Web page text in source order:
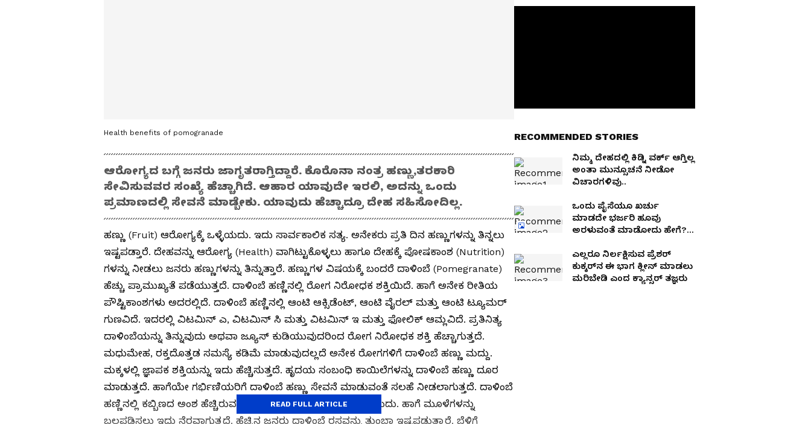
Health benefits of pomogranade
ಆರೋಗ್ಯದ ಬಗ್ಗೆ ಜನರು ಜಾಗೃತರಾಗ್ತಿದ್ದಾರೆ. ಕೊರೊನಾ ನಂತ್ರ ಹಣ್ಣು,ತರಕಾರಿ
ಸೇವಿಸುವವರ ಸಂಖ್ಯೆ ಹೆಚ್ಚಾಗಿದೆ. ಆಹಾರ ಯಾವುದೇ ಇರಲಿ, ಅದನ್ನು ಒಂದು
ಪ್ರಮಾಣದಲ್ಲಿ ಸೇವನೆ ಮಾಡ್ಬೇಕು. ಯಾವುದು ಹೆಚ್ಚಾದ್ರೂ ದೇಹ ಸಹಿಸೋದಿಲ್ಲ.
ಹಣ್ಣು (Fruit) ಆರೋಗ್ಯಕ್ಕೆ ಒಳ್ಳೆಯದು. ಇದು ಸಾರ್ವಕಾಲಿಕ ಸತ್ಯ. ಅನೇಕರು ಪ್ರತಿ ದಿನ ಹಣ್ಣುಗಳನ್ನು ತಿನ್ನಲು
ಇಷ್ಟಪಡ್ತಾರೆ. ದೇಹವನ್ನು ಆರೋಗ್ಯ (Health) ವಾಗಿಟ್ಟುಕೊಳ್ಳಲು ಹಾಗೂ ದೇಹಕ್ಕೆ ಪೋಷಕಾಂಶ (Nutrition)
ಗಳನ್ನು ನೀಡಲು ಜನರು ಹಣ್ಣುಗಳನ್ನು ತಿನ್ನುತ್ತಾರೆ. ಹಣ್ಣುಗಳ ವಿಷಯಕ್ಕೆ ಬಂದರೆ ದಾಳಿಂಬೆ (Pomegranate)
ಹೆಚ್ಚು ಪ್ರಾಮುಖ್ಯತೆ ಪಡೆಯುತ್ತದೆ. ದಾಳಿಂಬೆ ಹಣ್ಣಿನಲ್ಲಿ ರೋಗ ನಿರೋಧಕ ಶಕ್ತಿಯಿದೆ. ಹಾಗೆ ಅನೇಕ ರೀತಿಯ
ಪೌಷ್ಟಿಕಾಂಶಗಳು ಅದರಲ್ಲಿದೆ. ದಾಳಿಂಬೆ ಹಣ್ಣಿನಲ್ಲಿ ಆಂಟಿ ಆಕ್ಸಿಡೆಂಟ್, ಆಂಟಿ ವೈರಲ್ ಮತ್ತು ಆಂಟಿ ಟ್ಯೂಮರ್
ಗುಣವಿದೆ. ಇದರಲ್ಲಿ ವಿಟಮಿನ್ ಎ, ವಿಟಮಿನ್ ಸಿ ಮತ್ತು ವಿಟಮಿನ್ ಇ ಮತ್ತು ಫೋಲಿಕ್ ಆಮ್ಲವಿದೆ. ಪ್ರತಿನಿತ್ಯ
ದಾಳಿಂಬೆಯನ್ನು ತಿನ್ನುವುದು ಅಥವಾ ಜ್ಯೂಸ್ ಕುಡಿಯುವುದರಿಂದ ರೋಗ ನಿರೋಧಕ ಶಕ್ತಿ ಹೆಚ್ಚಾಗುತ್ತದೆ.
ಮಧುಮೇಹ, ರಕ್ತದೊತ್ತಡ ಸಮಸ್ಯೆ ಕಡಿಮೆ ಮಾಡುವುದಲ್ಲದೆ ಅನೇಕ ರೋಗಗಳಿಗೆ ದಾಳಿಂಬೆ ಹಣ್ಣು ಮದ್ದು.
ಮಕ್ಕಳಲ್ಲಿ ಜ್ಞಾಪಕ ಶಕ್ತಿಯನ್ನು ಇದು ಹೆಚ್ಚಿಸುತ್ತದೆ. ಹೃದಯ ಸಂಬಂಧಿ ಕಾಯಿಲೆಗಳನ್ನು ದಾಳಿಂಬೆ ಹಣ್ಣು ದೂರ
ಮಾಡುತ್ತದೆ. ಹಾಗೆಯೇ ಗರ್ಭಿಣಿಯರಿಗೆ ದಾಳಿಂಬೆ ಹಣ್ಣು ಸೇವನೆ ಮಾಡುವಂತೆ ಸಲಹೆ ನೀಡಲಾಗುತ್ತದೆ. ದಾಳಿಂಬೆ
ಹಣ್ಣಿನಲ್ಲಿ ಕಬ್ಬಿಣದ ಅಂಶ ಹೆಚ್ಚಿರುವ ಕಾರಣ ಮಗುವಿನ ಆರೋಗ್ಯಕ್ಕೆ ಒಳ್ಳೆಯದು. ಹಾಗೆ ಮೂಳೆಗಳನ್ನು
ಬಲಪಡಿಸಲು ಇದು ನೆರವಾಗುತ್ತದೆ. ಹೆಚ್ಚಿನ ಜನರು ದಾಳಿಂಬೆ ರಸವನ್ನು ತುಂಬಾ ಇಷ್ಟಪಡುತ್ತಾರೆ. ಬೆಳಿಗ್ಗೆ
READ FULL ARTICLE
RECOMMENDED STORIES
ನಿಮ್ಮ ದೇಹದಲ್ಲಿ ಕಿಡ್ನಿ ವರ್ಕ್‌ ಆಗ್ತಿಲ್ಲ
ಅಂತಾ ಮುನ್ಸೂಚನೆ ನೀಡೋ
ವಿಚಾರಗಳಿವು..
ಒಂದು ಪೈಸೆಯೂ ಖರ್ಚು
ಮಾಡದೇ ಭರ್ಜರಿ ಹೂವು
ಅರಳುವಂತೆ ಮಾಡೋದು ಹೇಗೆ?
ಎಲ್ಲರೂ ನಿರ್ಲಕ್ಷಿಸುವ ಪ್ರೆಶರ್
ಕುಕ್ಕರ್‌ನ ಈ ಭಾಗ ಕ್ಲೀನ್ ಮಾಡಲು
ಮರಿಬೇಡಿ ಎಂದ ಕ್ಯಾನ್ಸರ್‌ ತಜ್ಞರು